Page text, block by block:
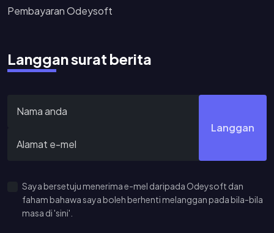
Pembayaran Odeysoft
Langgan surat berita
Langgan
Saya bersetuju menerima e-mel daripada Odeysoft dan
faham bahawa saya boleh berhenti melanggan pada bila-bila
masa di 'sini'.